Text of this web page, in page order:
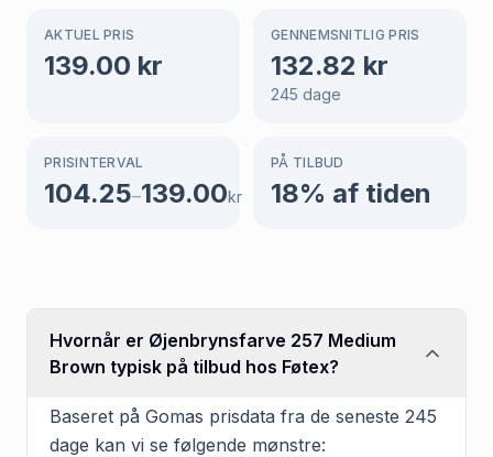
AKTUEL PRIS
139.00 kr
GENNEMSNITLIG PRIS
132.82 kr
245 dage
PRISINTERVAL
104.25–139.00kr
PÅ TILBUD
18% af tiden
Hvornår er Øjenbrynsfarve 257 Medium
Brown typisk på tilbud hos Føtex?
Baseret på Gomas prisdata fra de seneste 245
dage kan vi se følgende mønstre: